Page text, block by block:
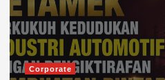
Corporate